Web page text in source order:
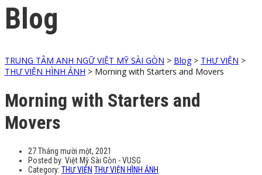
Blog
TRUNG TÂM ANH NGỮ VIỆT MỸ SÀI GÒN > Blog> THƯ VIỆN >
THƯ VIỆN HÌNH ẢNH > Morning with Starters and Movers
Morning with Starters and
Movers
27 Tháng mười một, 2021
Posted by: Việt Mỹ Sài Gòn - VUSG
Category: THƯ VIỆN THƯ VIỆN HÌNH ẢNH